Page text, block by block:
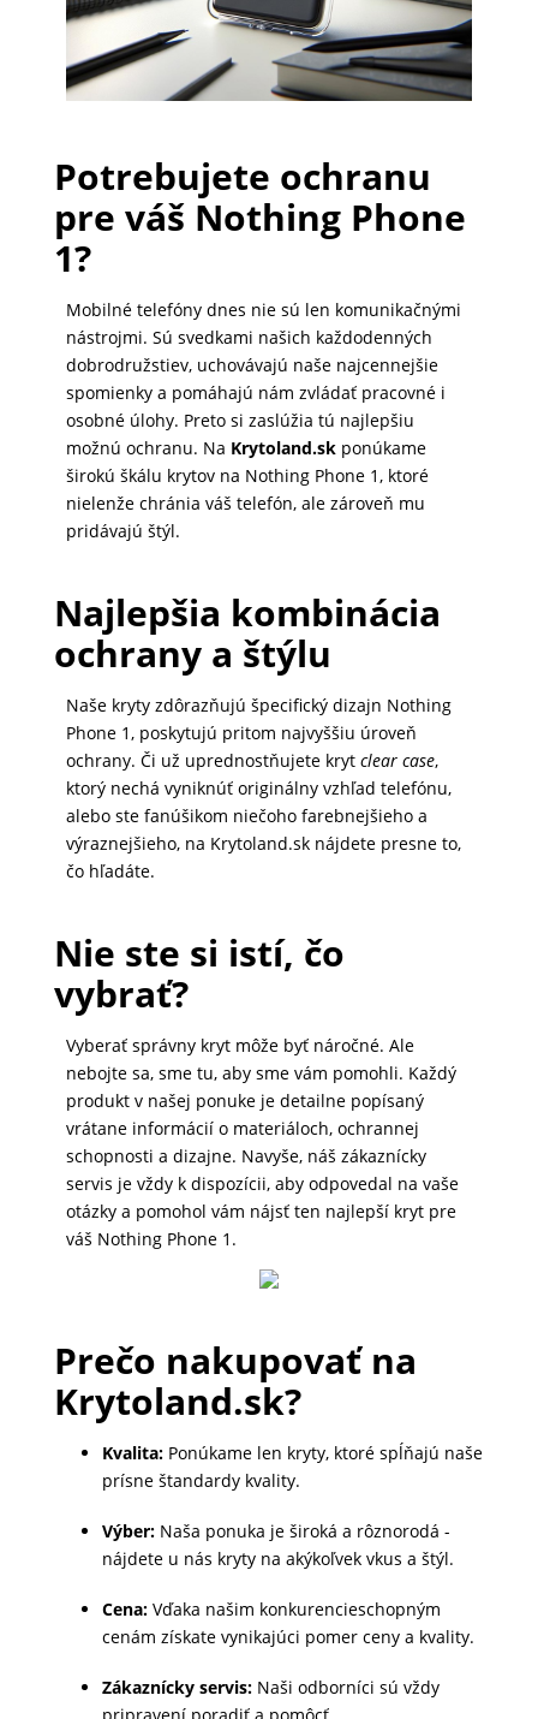
PRÍSLUŠENSTVO
MOBILY
PRÍSLUŠENSTVO
TABLETY
GAMING
AUTOPRÍSLUŠENSTVO
SMART
DOMÁCNOSŤ
POPSOCKETY
HODINKY
SPOTREBIČE
Potrebujete ochranu
pre váš Nothing Phone
1?
Mobilné telefóny dnes nie sú len komunikačnými
nástrojmi. Sú svedkami našich každodenných
dobrodružstiev, uchovávajú naše najcennejšie
spomienky a pomáhajú nám zvládať pracovné i
osobné úlohy. Preto si zaslúžia tú najlepšiu
možnú ochranu. Na Krytoland.skponúkame
širokú škálu krytov na Nothing Phone 1, ktoré
nielenže chránia váš telefón, ale zároveň mu
pridávajú štýl.
Najlepšia kombinácia
ochrany a štýlu
Naše kryty zdôrazňujú špecifický dizajn Nothing
Phone 1, poskytujú pritom najvyššiu úroveň
ochrany. Či už uprednostňujete kryt clear case,
ktorý nechá vyniknúť originálny vzhľad telefónu,
alebo ste fanúšikom niečoho farebnejšieho a
výraznejšieho, na Krytoland.sk nájdete presne to,
čo hľadáte.
Nie ste si istí, čo
vybrať?
Vyberať správny kryt môže byť náročné. Ale
nebojte sa, sme tu, aby sme vám pomohli. Každý
produkt v našej ponuke je detailne popísaný
vrátane informácií o materiáloch, ochrannej
schopnosti a dizajne. Navyše, náš zákaznícky
servis je vždy k dispozícii, aby odpovedal na vaše
otázky a pomohol vám nájsť ten najlepší kryt pre
váš Nothing Phone 1.
Prečo nakupovať na
Krytoland.sk?
Kvalita:Ponúkame len kryty, ktoré spĺňajú naše
prísne štandardy kvality.
Výber:Naša ponuka je široká a rôznorodá -
nájdete u nás kryty na akýkoľvek vkus a štýl.
Cena:Vďaka našim konkurencieschopným
cenám získate vynikajúci pomer ceny a kvality.
Zákaznícky servis:Naši odborníci sú vždy